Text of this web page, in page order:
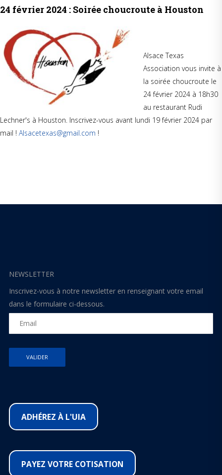
24 février 2024 : Soirée choucroute à Houston
Alsace Texas
Association vous invite à
la soirée choucroute le
24 février 2024 à 18h30
au restaurant Rudi
Lechner's à Houston. Inscrivez-vous avant lundi 19 février 2024 par
mail ! Alsacetexas@gmail.com !
NEWSLETTER
Inscrivez-vous à notre newsletter en renseignant votre email
dans le formulaire ci-dessous.
ADHÉREZ À L'UIA
PAYEZ VOTRE COTISATION